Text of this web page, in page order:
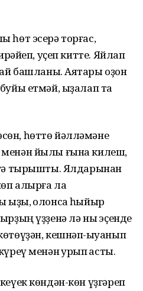
һөт эсерә торғас,
ирәйеп, уҫеп китте. Яйлап
башланы. Аяҡтары оҙон
етмәй, ыҙалап та
һөттө йәлләмәне
йылы ғына килеш,
тырышты. Ялдарынан
алырға ла
ҡолонсаҡ һыйыр
үҙҙенә лә ныҡ эҫенде
кешнәп-ҡыуанып
менән ҡурҡып ҡасты.
көндән-көн үҙгәреп